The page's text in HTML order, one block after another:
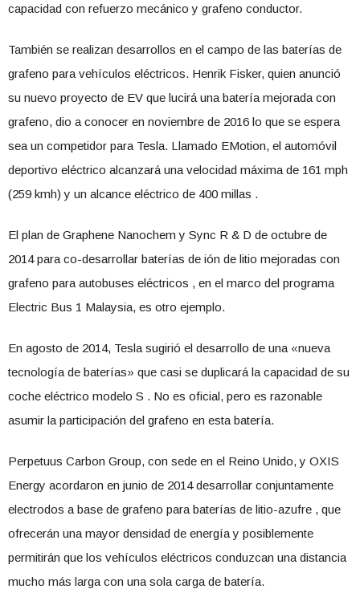
capacidad con refuerzo mecánico y grafeno conductor.
También se realizan desarrollos en el campo de las baterías de
grafeno para vehículos eléctricos. Henrik Fisker, quien anunció
su nuevo proyecto de EV que lucirá una batería mejorada con
grafeno, dio a conocer en noviembre de 2016 lo que se espera
sea un competidor para Tesla. Llamado EMotion, el automóvil
deportivo eléctrico alcanzará una velocidad máxima de 161 mph
(259 kmh) y un alcance eléctrico de 400 millas .
El plan de Graphene Nanochem y Sync R & D de octubre de
2014 para co-desarrollar baterías de ión de litio mejoradas con
grafeno para autobuses eléctricos , en el marco del programa
Electric Bus 1 Malaysia, es otro ejemplo.
En agosto de 2014, Tesla sugirió el desarrollo de una «nueva
tecnología de baterías» que casi se duplicará la capacidad de su
coche eléctrico modelo S . No es oficial, pero es razonable
asumir la participación del grafeno en esta batería.
Perpetuus Carbon Group, con sede en el Reino Unido, y OXIS
Energy acordaron en junio de 2014 desarrollar conjuntamente
electrodos a base de grafeno para baterías de litio-azufre , que
ofrecerán una mayor densidad de energía y posiblemente
permitirán que los vehículos eléctricos conduzcan una distancia
mucho más larga con una sola carga de batería.